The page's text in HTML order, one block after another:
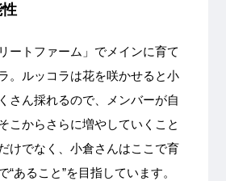
ートファーム」でメインに育て
。ルッコラは花を咲かせると小
さん採れるので、メンバーが自
こからさらに増やしていくこと
けでなく、小倉さんはここで育
“あること”を目指しています。